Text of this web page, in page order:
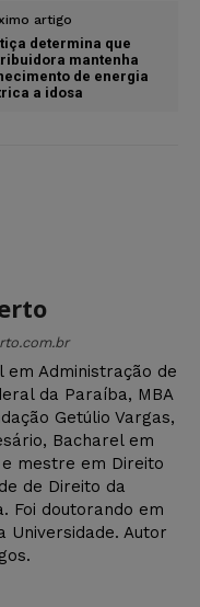
artigo
determina que
mantenha
de energia
a idosa
Administração de
da Paraíba, MBA
Getúlio Vargas,
Bacharel em
mestre em Direito
de Direito da
Foi doutorando em
Universidade. Autor